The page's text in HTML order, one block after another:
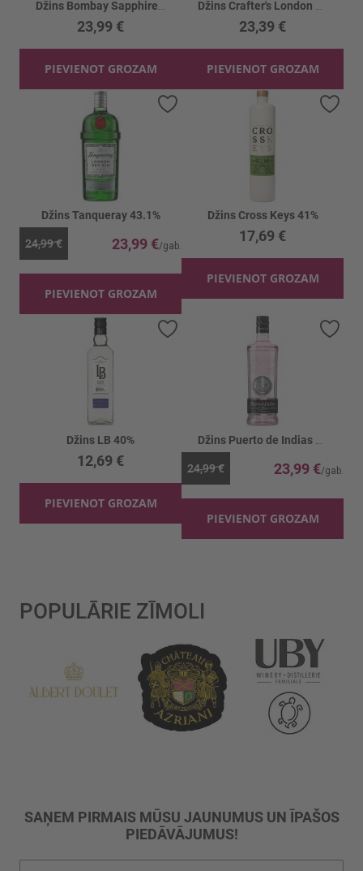
23,99 €
PIEVIENOT GROZAM
23,39 €
PIEVIENOT GROZAM
Džins Tanqueray 43.1%
24,99 € 23,99 €
PIEVIENOT GROZAM
Pievienot vēlmju sarakstam
Džins Cross Keys 41%
17,69 €
PIEVIENOT GROZAM
Džins LB 40%
12,69 €
PIEVIENOT GROZAM
Pievienot vēlmju sarakstam
24,99 € 23,99 €
PIEVIENOT GROZAM
POPULĀRIE ZĪMOLI
SAŅEM PIRMAIS MŪSU JAUNUMUS UN ĪPAŠOS
PIEDĀVĀJUMUS!